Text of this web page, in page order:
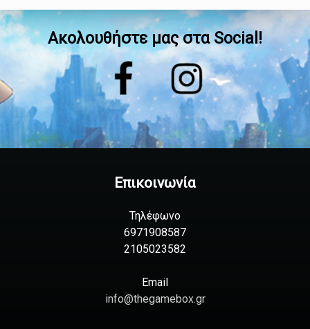
Ακολουθήστε μας στα Social!
Επικοινωνία
Τηλέφωνο
6971908587
2105023582
Email
info@thegamebox.gr